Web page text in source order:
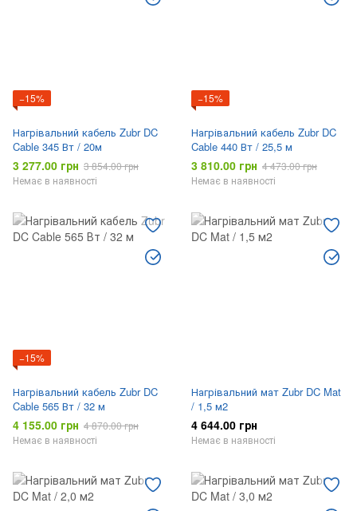
−15%
Нагрівальний кабель Zubr DC
Cable 345 Вт / 20м
3 277.00 грн 3 854.00 грн
Немає в наявності
−15%
Нагрівальний кабель Zubr DC
Cable 440 Вт / 25,5 м
3 810.00 грн 4 473.00 грн
Немає в наявності
−15%
Нагрівальний кабель Zubr DC
Cable 565 Вт / 32 м
4 155.00 грн 4 870.00 грн
Немає в наявності
Нагрівальний мат Zubr DC Mat
/ 1,5 м2
4 644.00 грн
Немає в наявності